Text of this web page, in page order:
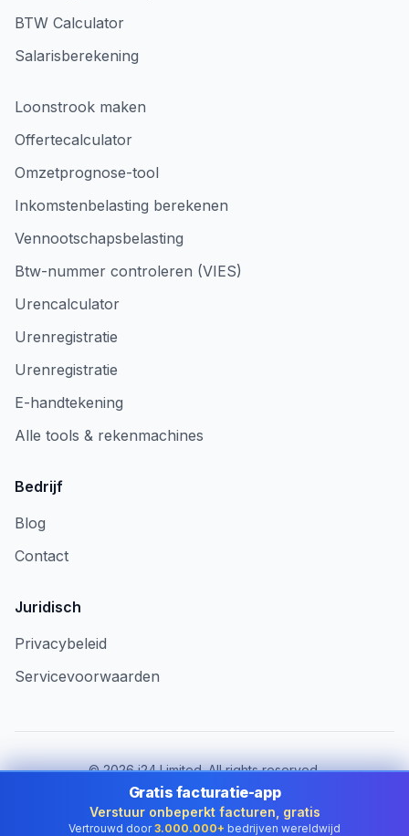
BTW Calculator
Salarisberekening
Loonstrook maken
Offertecalculator
Omzetprognose-tool
Inkomstenbelasting berekenen
Vennootschapsbelasting
Btw-nummer controleren (VIES)
Urencalculator
Urenregistratie
Urenregistratie
E-handtekening
Alle tools & rekenmachines
Bedrijf
Blog
Contact
Juridisch
Privacybeleid
Servicevoorwaarden
©2026i24 Limited. All rights reserved.
Voor bedrijven in Netherlands
Land wijzigen:
Netherlands
Gratis facturatie-app
Verstuur onbeperkt facturen, gratis
Vertrouwd door 3.000.000+ bedrijven wereldwijd